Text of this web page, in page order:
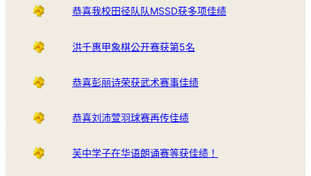
恭喜我校田径队队MSSD获多项佳绩
洪千惠甲象棋公开赛获第5名
恭喜彭丽诗荣获武术赛事佳绩
恭喜刘沛萱羽球赛再传佳绩
芙中学子在华语朗诵赛等获佳绩！